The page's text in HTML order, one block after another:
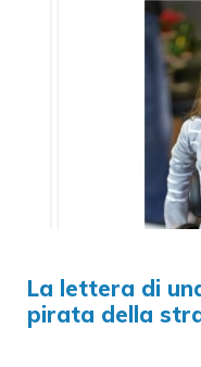
La lettera di
pirata della